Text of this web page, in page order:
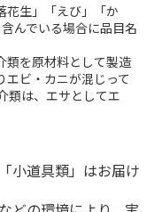
花生」「えび」「か
んでいる場合に品目名
を原材料として製造
エビ・カニが混じって
類は、エサとしてエ
小道具類」はお届け